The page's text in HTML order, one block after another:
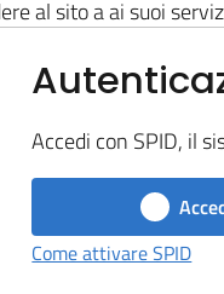
al sito a ai suoi
Accedi con SPID, il
Come attivare SPID